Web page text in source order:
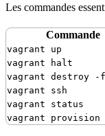
Les commandes
Commande
vagrant up
vagrant halt
vagrant destroy -f
vagrant ssh
vagrant status
vagrant provision